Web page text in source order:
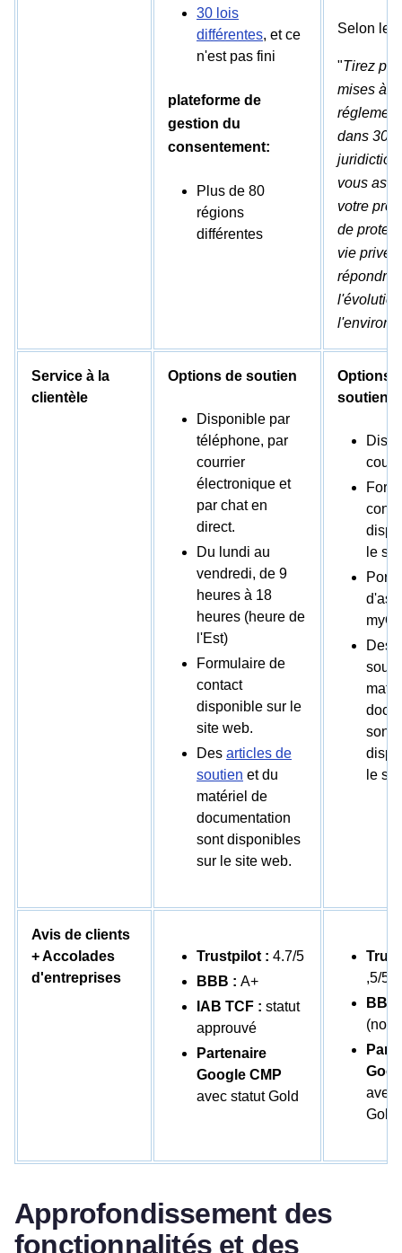
30 lois
différentes, et ce
n'est pas fini
plateforme de
gestion du
consentement:
Plus de 80
régions
différentes
Selon le
"Tirez
mises à
dans 300
vous
votre
de
vie
répondre
Service à la
clientèle
Options de soutien
Disponible par
téléphone, par
courrier
électronique et
par chat en
direct.
Du lundi au
vendredi, de 9
heures à 18
heures (heure de
l'Est)
Formulaire de
contact
disponible sur le
site web.
Des articles de
soutien et du
matériel de
documentation
sont disponibles
sur le site web.
Options
soutien
le
Des
sont
le
Avis de clients
+ Accolades
d'entreprises
Trustpilot : 4.7/5
BBB : A+
IAB TCF : statut
approuvé
Partenaire
Google CMP
avec statut Gold
,5/5
(non
avec
Gold
Approfondissement des
fonctionnalités et des